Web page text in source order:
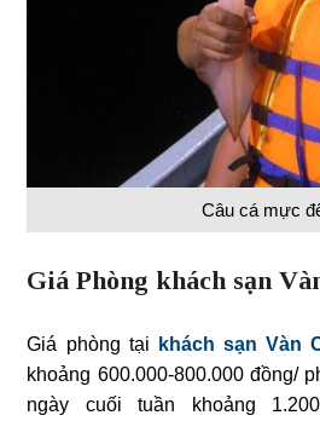
Câu cá mực
Giá Phòng khách sạn
Giá phòng tại khách sạn Vàn
khoảng 600.000-800.000 đồng/
ngày cuối tuần khoảng